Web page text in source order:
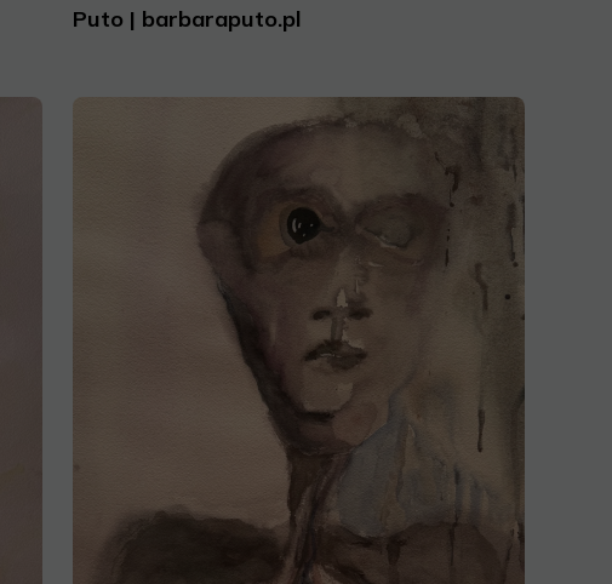
Puto | barbaraputo.pl